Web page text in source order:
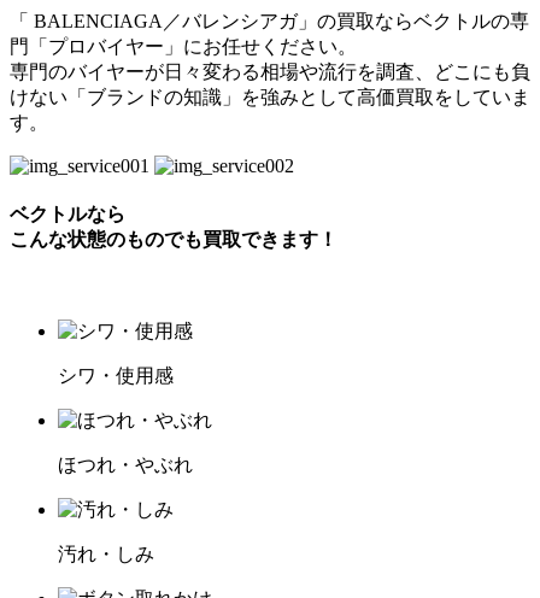
「 BALENCIAGA／バレンシアガ」の買取ならベクトルの専
門「プロバイヤー」にお任せください。
専門のバイヤーが日々変わる相場や流行を調査、どこにも負
けない「ブランドの知識」を強みとして高価買取をしていま
す。
ベクトルなら
こんな状態のものでも買取できます！
シワ・使用感
ほつれ・やぶれ
汚れ・しみ